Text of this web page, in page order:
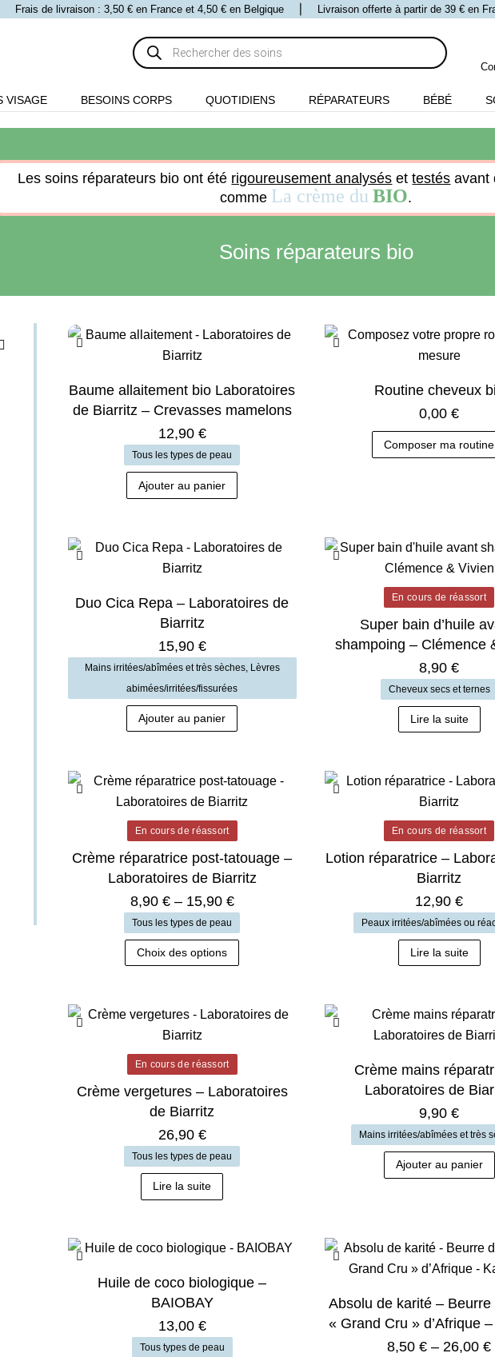
Frais de livraison : 3,50 € en France et 4,50 € en Belgique ⎪ Livraison offerte à partir de 39 € en
Recherche
de
produits
VISAGE BESOINS CORPS QUOTIDIENS RÉPARATEURS BÉBÉ
Les soins réparateurs bio ont été rigoureusement analysés ettestés avant
comme La crème du BIO.
Soins réparateurs bio
Baume allaitement bio Laboratoires
de Biarritz – Crevasses mamelons
12,90 €
Tous les types de peau
Ajouter au panier
Routine cheveux
0,00€
Composer ma routine
Duo Cica Repa – Laboratoires de
Biarritz
15,90 €
Mains irritées/abîmées et très sèches, Lèvres
abimées/irritées/fissurées
Ajouter au panier
En cours de réassort
Super bain d’huile
shampoing – Clémence
8,90€
Cheveux secs et ternes
Lire la suite
En cours de réassort
Crème réparatrice post-tatouage –
Laboratoires de Biarritz
8,90 €– 15,90 €
Tous les types de peau
Choix des options
Ce
variations.
peuvent
sur
la
En cours de réassort
Lotion réparatrice –
Biarritz
12,90€
Peaux irritées/abîmées ou
Lire la suite
En cours de réassort
Crème vergetures – Laboratoires
de Biarritz
26,90 €
Tous les types de peau
Lire la suite
Crème mains
Laboratoires de
9,90€
Mains irritées/abîmées et très
Ajouter au panier
Huile de coco biologique –
BAIOBAY
13,00 €
Tous types de peau
Absolu de karité – Beurre
« Grand Cru » d’Afrique
8,50€ –26,00€